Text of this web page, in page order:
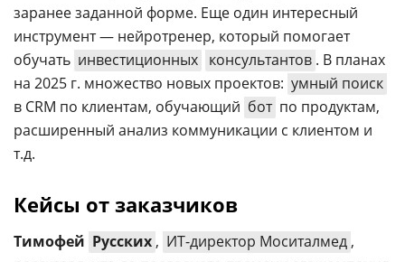
заранее заданной форме. Еще один интересный
инструмент — нейротренер, который помогает
обучать инвестиционных консультантов . В планах
на 2025 г. множество новых проектов: умный поиск
в CRM по клиентам, обучающий бот по продуктам,
расширенный анализ коммуникации с клиентом и
т.д.
Кейсы от заказчиков
Тимофей Русских , ИТ-директор Моситалмед ,